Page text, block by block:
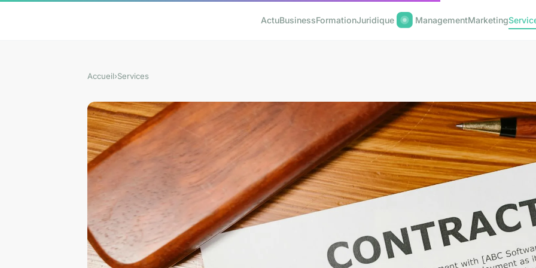
ActuBusinessFormationJuridique ManagementMarketing
Accueil›Services